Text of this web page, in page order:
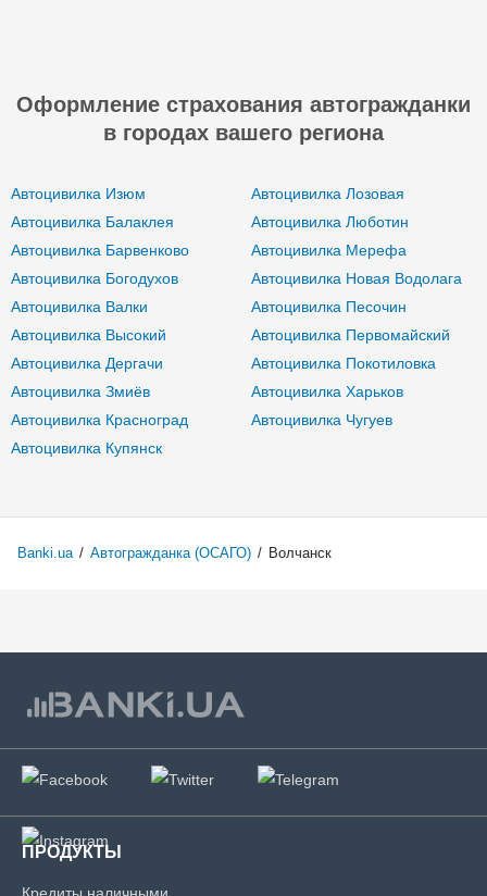
Оформление страхования автогражданки
в городах вашего региона
Автоцивилка Изюм
Автоцивилка Балаклея
Автоцивилка Барвенково
Автоцивилка Богодухов
Автоцивилка Валки
Автоцивилка Высокий
Автоцивилка Дергачи
Автоцивилка Змиёв
Автоцивилка Красноград
Автоцивилка Купянск
Автоцивилка Лозовая
Автоцивилка Люботин
Автоцивилка Мерефа
Автоцивилка Новая Водолага
Автоцивилка Песочин
Автоцивилка Первомайский
Автоцивилка Покотиловка
Автоцивилка Харьков
Автоцивилка Чугуев
Banki.ua / Автогражданка (ОСАГО) / Волчанск
ПРОДУКТЫ
Кредиты наличными